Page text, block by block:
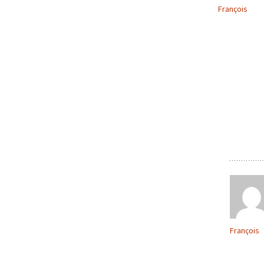
François
François